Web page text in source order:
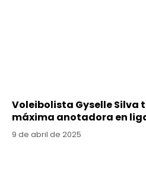
Voleibolista Gyselle Silva
máxima anotadora en
9 de abril de 2025